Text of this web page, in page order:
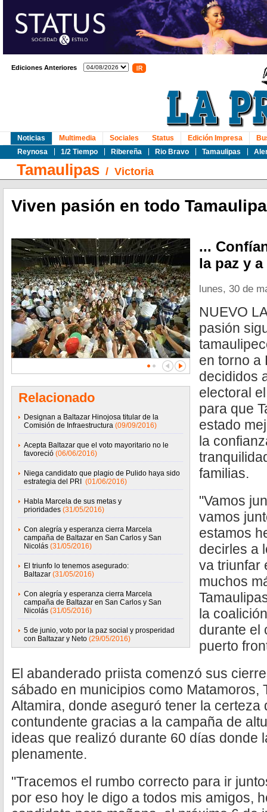
Ediciones Anteriores
Noticias
Reynosa
1/2 Tiempo Ribereña Rio Bravo Tamaulipas
Multimedia Sociales Status Edición Impresa
Tamaulipas / Victoria
Viven pasión en todo
Relacionado
Designan a Baltazar Hinojosa titular de la
Comisión de Infraestructura (09/09/2016)
Acepta Baltazar que el voto mayoritario no le
favoreció (06/06/2016)
Niega candidato que plagio de Pulido haya sido
estrategia del PRI
(01/06/2016)
Habla Marcela de sus metas y
prioridades (31/05/2016)
Con alegría y esperanza cierra Marcela
campaña de Baltazar en San Carlos y San
Nicolás (31/05/2016)
El triunfo lo tenemos asegurado:
Baltazar (31/05/2016)
Con alegría y esperanza cierra Marcela
campaña de Baltazar en San Carlos y San
Nicolás (31/05/2016)
5 de junio, voto por la paz social y prosperidad
con Baltazar y Neto (29/05/2016)
...
la paz y
lunes, 30 de
NUEVO
pasión
en torno a
decididos
electoral
para que
estado
la
familias.
"Vamos
vamos
estamos
decirles a
va triunfar
muchos
la
durante el
puerto
El abanderado priista comenzó sus
sábado en municipios como Matamoros,
Altamira, donde aseguró tener la certeza
contundente gracias a la campaña de
ideas que realizó durante 60 días donde
plenamente.
"Tracemos el rumbo correcto para ir
por eso hoy le digo a todos mis amigos,